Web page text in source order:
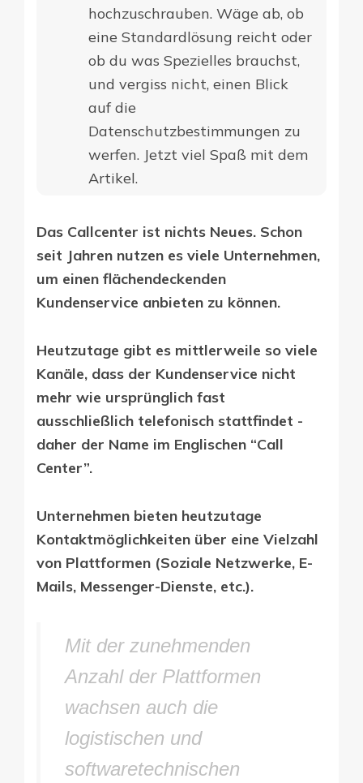
hochzuschrauben. Wäge ab, ob
eine Standardlösung reicht oder
ob du was Spezielles brauchst,
und vergiss nicht, einen Blick
auf die
Datenschutzbestimmungen zu
werfen. Jetzt viel Spaß mit dem
Artikel.
Das Callcenter ist nichts Neues. Schon
seit Jahren nutzen es viele Unternehmen,
um einen flächendeckenden
Kundenservice anbieten zu können.
Heutzutage gibt es mittlerweile so viele
Kanäle, dass der Kundenservice nicht
mehr wie ursprünglich fast
ausschließlich telefonisch stattfindet -
daher der Name im Englischen “Call
Center”.
Unternehmen bieten heutzutage
Kontaktmöglichkeiten über eine Vielzahl
von Plattformen (Soziale Netzwerke, E-
Mails, Messenger-Dienste, etc.).
Mit der zunehmenden
Anzahl der Plattformen
wachsen auch die
logistischen und
softwaretechnischen